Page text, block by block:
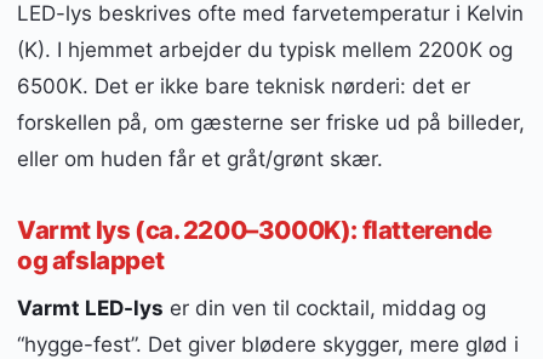
LED-lys beskrives ofte med farvetemperatur i Kelvin
(K). I hjemmet arbejder du typisk mellem 2200K og
6500K. Det er ikke bare teknisk nørderi: det er
forskellen på, om gæsterne ser friske ud på billeder,
eller om huden får et gråt/grønt skær.
Varmt lys (ca. 2200–3000K): flatterende
og afslappet
Varmt LED-lys er din ven til cocktail, middag og
“hygge-fest”. Det giver blødere skygger, mere glød i